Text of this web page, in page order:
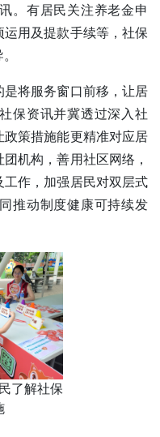
。有居民关注养老金申
用及提款手续等，社保
将服务窗口前移，让居
保资讯并冀透过深入社
政策措施能更精准对应居
机构，善用社区网络，
作，加强居民对双层式
推动制度健康可持续发
了解社保